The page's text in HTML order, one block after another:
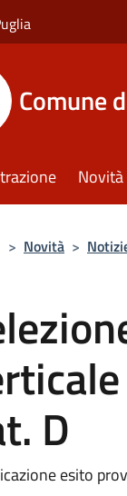
Comune
Novità
> Novità >
D
esito